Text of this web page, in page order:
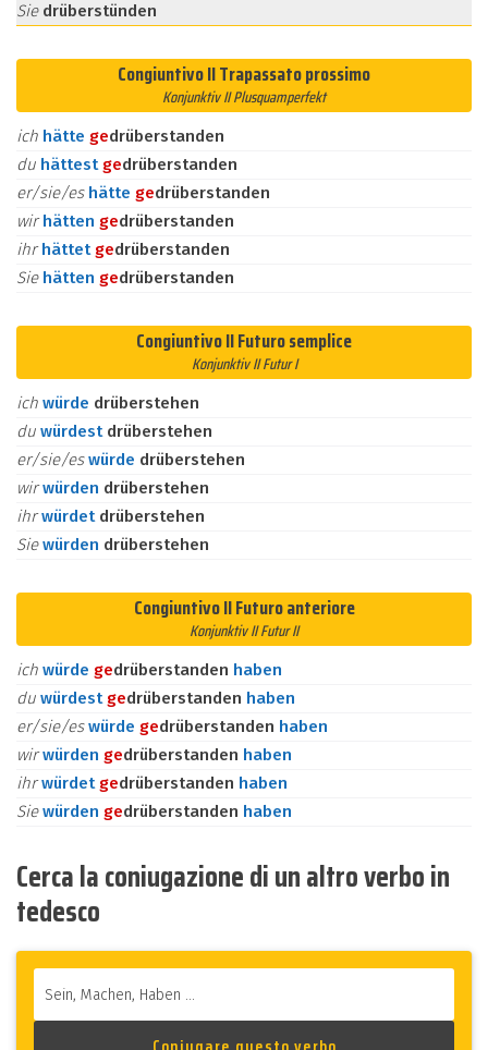
Sie drüberstünden
Congiuntivo II Trapassato prossimo
Konjunktiv II Plusquamperfekt
ich hätte gedrüberstanden
du hättest gedrüberstanden
er/sie/es hätte gedrüberstanden
wirhätten gedrüberstanden
ihrhättet gedrüberstanden
Sie hätten gedrüberstanden
Congiuntivo II Futuro semplice
Konjunktiv II Futur I
ich würde drüberstehen
du würdest drüberstehen
er/sie/eswürde drüberstehen
wirwürden drüberstehen
ihrwürdet drüberstehen
Siewürden drüberstehen
Congiuntivo II Futuro anteriore
Konjunktiv II Futur II
ich würde gedrüberstanden haben
du würdest gedrüberstanden haben
er/sie/eswürde gedrüberstanden haben
wirwürden gedrüberstanden haben
ihrwürdet gedrüberstanden haben
Siewürden gedrüberstanden haben
Cerca la coniugazione di un altro verbo in
tedesco